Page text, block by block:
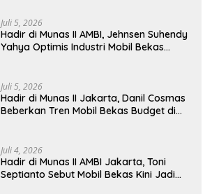
Juli 5, 2026
Hadir di Munas II AMBI, Jehnsen Suhendy
Yahya Optimis Industri Mobil Bekas
Juli 5, 2026
Hadir di Munas II Jakarta, Danil Cosmas
Beberkan Tren Mobil Bekas Budget di
Juli 4, 2026
Hadir di Munas II AMBI Jakarta, Toni
Septianto Sebut Mobil Bekas Kini Jadi